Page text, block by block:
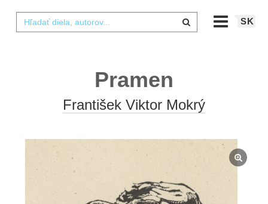
SK
Pramen
František Viktor Mokrý